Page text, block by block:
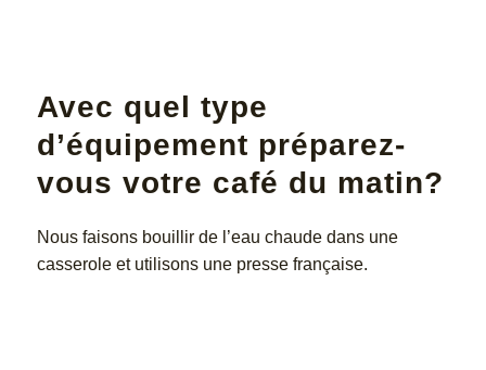
Avec quel type
d’équipement préparez-
vous votre café du matin?
Nous faisons bouillir de l’eau chaude dans une
casserole et utilisons une presse française.